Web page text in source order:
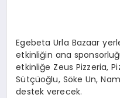
Egebeta Urla Bazaar
etkinliğin ana
etkinliğe Zeus Pizzeria,
Sütçüoğlu, Söke Un,
destek verecek.